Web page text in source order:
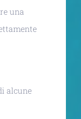
una
alcune